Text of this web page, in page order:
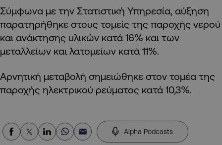
Σύμφωνα με την Στατιστική Υπηρεσία, αύξηση
παρατηρήθηκε στους τομείς της παροχής νερού
και ανάκτησης υλικών κατά 16% και των
μεταλλείων και λατομείων κατά 11%.
Αρνητική μεταβολή σημειώθηκε στον τομέα της
παροχής ηλεκτρικού ρεύματος κατά 10,3%.
Alpha Podcasts